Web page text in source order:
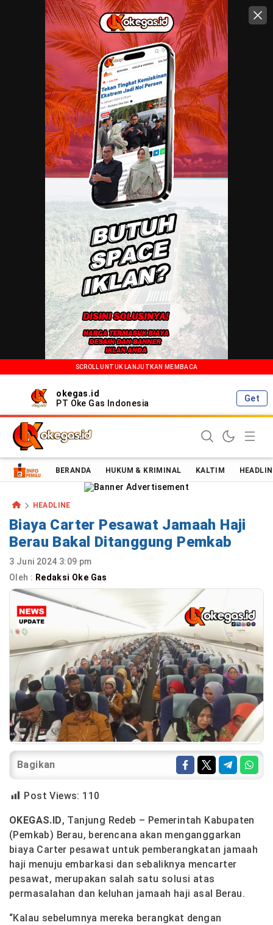
SCROLL UNTUK LANJUTKAN MEMBACA
okegas.id
PT Oke Gas Indonesia
Get
Oke Gas Indonesia | Energi Positif Informasi Terkini!
BERANDA HUKUM & KRIMINAL KALTIM
HEADLINE
Biaya Carter Pesawat Jamaah Haji
Berau Bakal Ditanggung Pemkab
3 Juni 2024 3:09 pm
Oleh : Redaksi Oke Gas
Bagikan
Post Views: 110
OKEGAS.ID, Tanjung Redeb – Pemerintah Kabupaten
(Pemkab) Berau, berencana akan menganggarkan
biaya Carter pesawat untuk pemberangkatan jamaah
haji menuju embarkasi dan sebaliknya mencarter
pesawat, merupakan salah satu solusi atas
permasalahan dan keluhan jamaah haji asal Berau.
“Kalau sebelumnya mereka berangkat dengan